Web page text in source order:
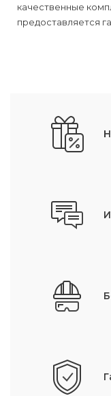
качественные
предоставляется